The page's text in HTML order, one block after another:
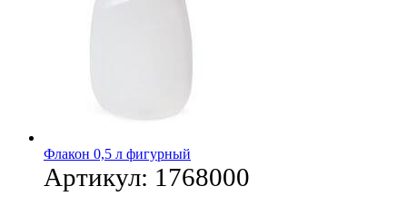
Флакон 0,5 л фигурный
Артикул: 1768000